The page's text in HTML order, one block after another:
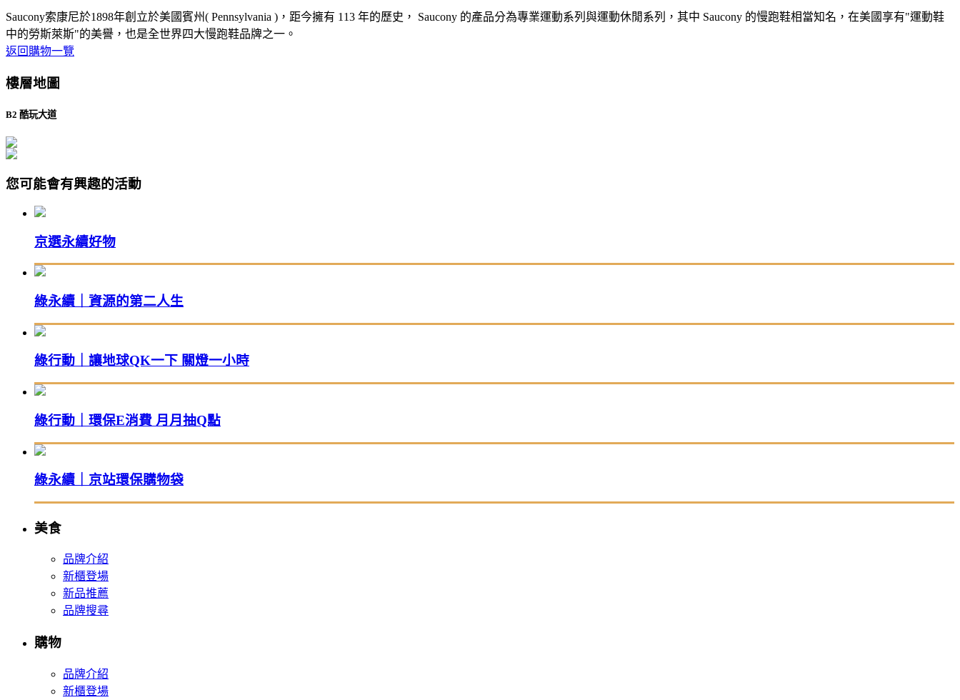
Saucony索康尼於1898年創立於美國賓州( Pennsylvania )，距今擁有 113 年的歷史， Saucony 的產品分為專業運動系列與運動休閒系列，其中 Saucony 的慢跑鞋相當知名，在美國享有"運動鞋
中的勞斯萊斯"的美譽，也是全世界四大慢跑鞋品牌之一。
返回購物一覽
樓層地圖
B2 酷玩大道
您可能會有興趣的活動
京選永續好物
綠永續｜資源的第二人生
綠行動｜讓地球QK一下 關燈一小時
綠行動｜環保E消費 月月抽Q點
綠永續｜京站環保購物袋
美食
品牌介紹
新櫃登場
新品推薦
品牌搜尋
購物
品牌介紹
新櫃登場